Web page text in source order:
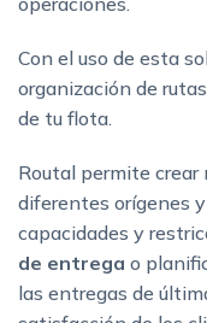
Con el uso de esta
organización de rutas
de tu flota.
Routal permite crear
diferentes orígenes
capacidades y
de entrega o
las entregas de